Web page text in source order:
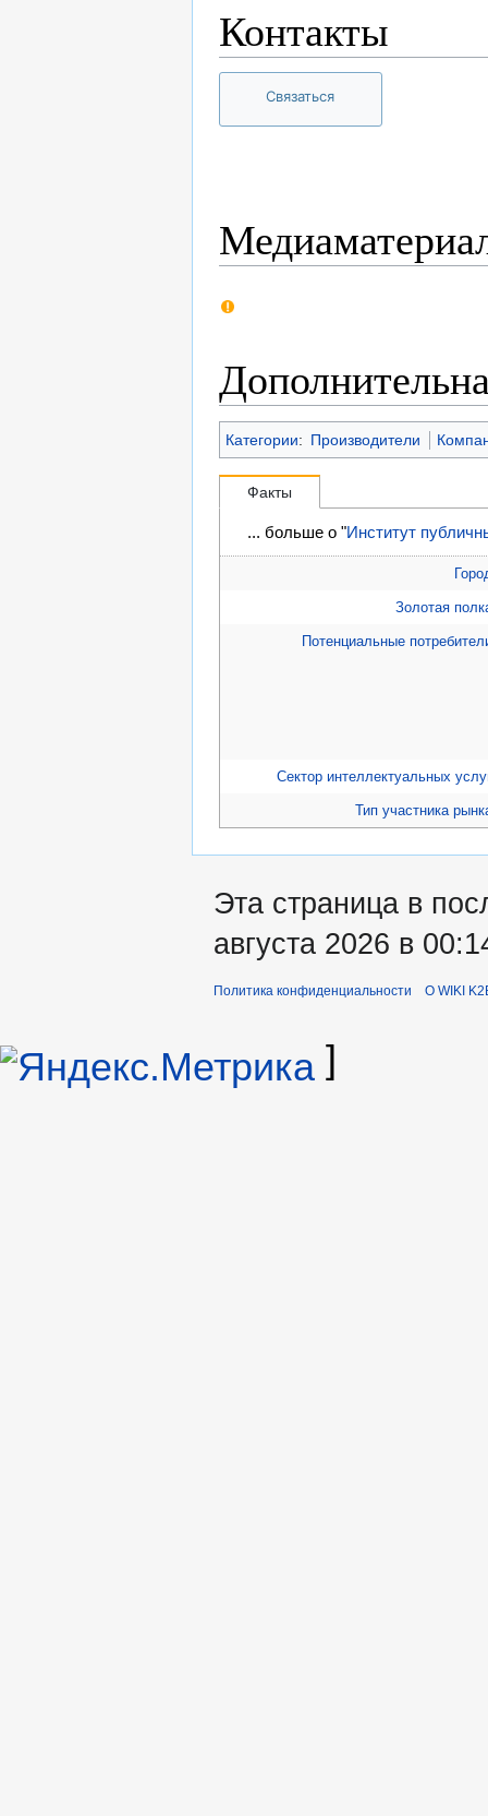
Контакты
Связаться
Категории: Производители
Факты
... больше о "Институт
Золотая
Потенциальные
Сектор интеллектуальных
Тип участника
Эта страница в
августа 2026 в
Политика конфиденциальности О WIKI
]